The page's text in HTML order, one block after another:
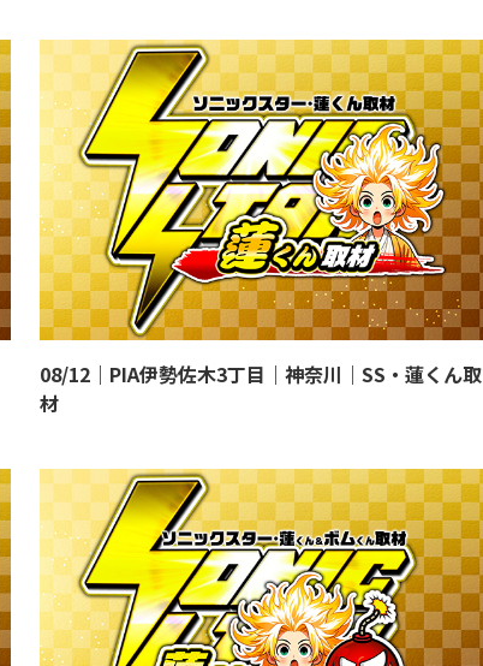
08/12｜PIA伊勢佐木3丁目｜神奈川｜SS・蓮くん取
材